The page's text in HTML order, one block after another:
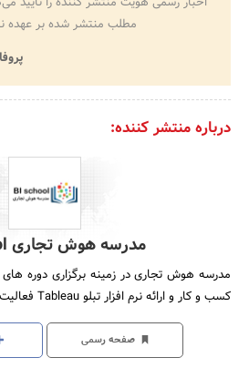
مطلب منتشر شده بر عهده
درباره منتشر کننده:
مدرسه هوش تجاری BIschool
مدرسه هوش تجاری در زمینه برگزاری دوره
کسب و کار و ارائه نرم افزار تبلو Tableau فعالیت می کند.
صفحه رسمی